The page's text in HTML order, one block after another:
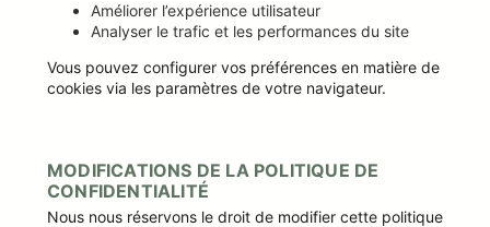
Améliorer l’expérience utilisateur
Analyser le trafic et les performances du site
Vous pouvez configurer vos préférences en matière de
cookies via les paramètres de votre navigateur.
MODIFICATIONS DE LA POLITIQUE DE
CONFIDENTIALITÉ
Nous nous réservons le droit de modifier cette politique